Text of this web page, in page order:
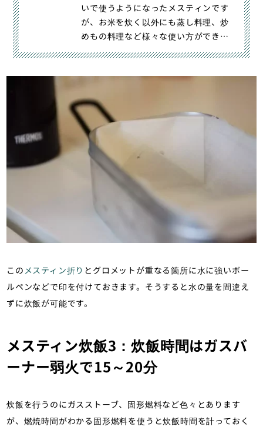
いで使うようになったメスティンです
が、お米を炊く以外にも蒸し料理、炒
めもの料理など様々な使い方ができる
のです。しかし気になるのがメスティ
この メスティン折り とグロメットが重なる箇所に水に強いボー
ルペンなどで印を付けておきます。そうすると水の量を間違え
ずに炊飯が可能です。
メスティン炊飯3：炊飯時間はガスバ
ーナー弱火で15～20分
炊飯を行うのにガスストーブ、固形燃料など色々とあります
が、燃焼時間がわかる固形燃料を使うと炊飯時間を計っておく